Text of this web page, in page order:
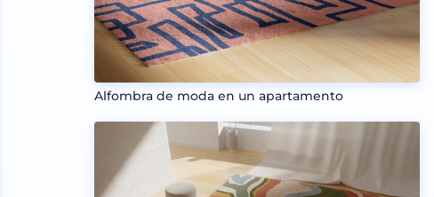
Alfombra de moda en un apartamento